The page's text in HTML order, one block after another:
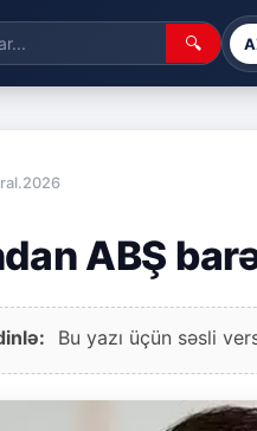
🔍
ABŞ
Bu yazı üçün səsli